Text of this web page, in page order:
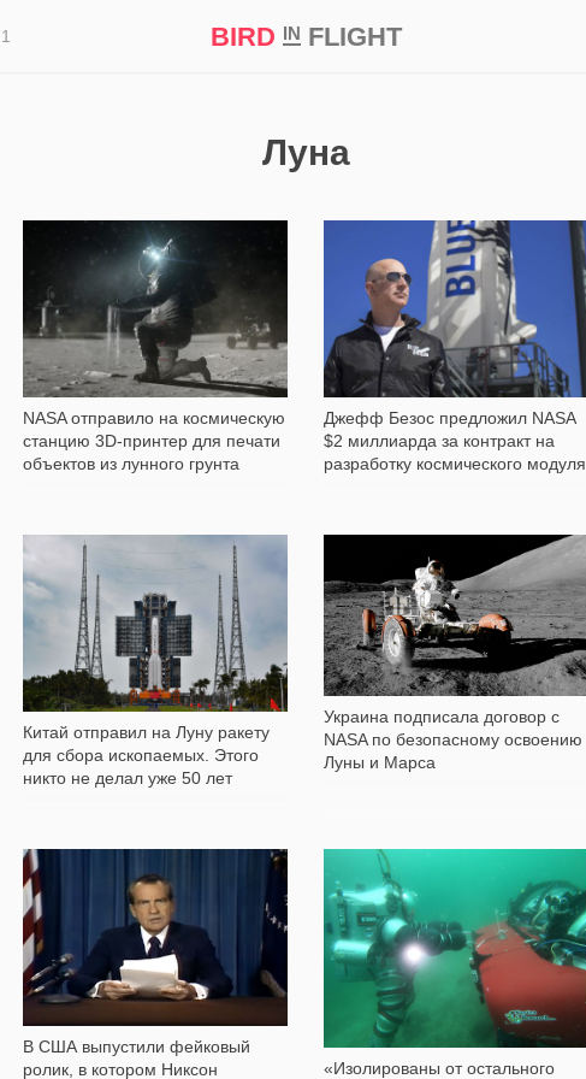
BIRD INFLIGHT
Луна
NASA отправило на космическую
станцию 3D-принтер для печати
объектов из лунного грунта
Джефф Безос предложил NASA
$2 миллиарда за контракт на
разработку космического модуля
Китай отправил на Луну ракету
для сбора ископаемых. Этого
никто не делал уже 50 лет
219
Украина подписала договор с
NASA по безопасному освоению
Луны и Марса
В США выпустили фейковый
ролик, в котором Никсон
«Изолированы от остального
427